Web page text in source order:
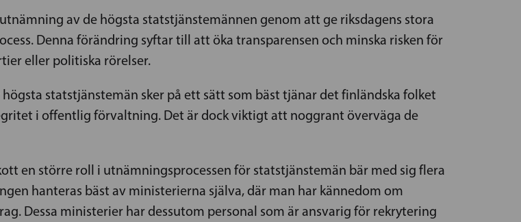
av de högsta statstjänstemännen genom att ge riksdagens stora
Denna förändring syftar till att öka transparensen och minska risken för
eller politiska rörelser.
statstjänstemän sker på ett sätt som bäst tjänar det finländska folket
i offentlig förvaltning. Det är dock viktigt att noggrant överväga de
en större roll i utnämningsprocessen för statstjänstemän bär med sig flera
hanteras bäst av ministerierna själva, där man har kännedom om
Dessa ministerier har dessutom personal som är ansvarig för rekrytering